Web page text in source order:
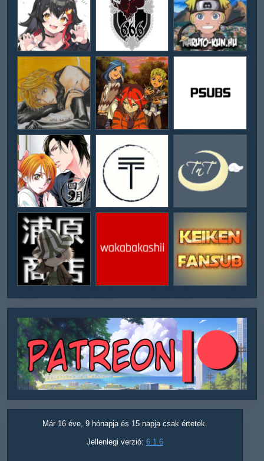
Már 16 éve, 9 hónapja és 15 napja csak értetek.
Jellenlegi verzió: 6.1.6